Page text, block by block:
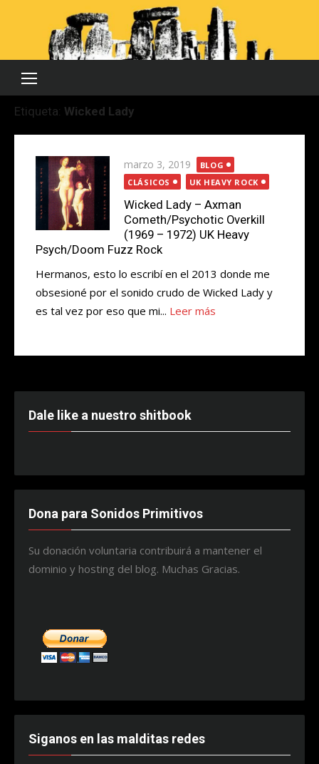
Etiqueta: Wicked Lady
Publicada
el
marzo 3, 2019
BLOG
CLÁSICOS
UK HEAVY ROCK
Wicked Lady – Axman
Cometh/Psychotic Overkill
(1969 – 1972) UK Heavy
Psych/Doom Fuzz Rock
Hermanos, esto lo escribí en el 2013 donde me
obsesioné por el sonido crudo de Wicked Lady y
es tal vez por eso que mi... Leer más
Dale like a nuestro shitbook
Dona para Sonidos Primitivos
Su donación voluntaria contribuirá a mantener el
dominio y hosting del blog. Muchas Gracias.
Siganos en las malditas redes